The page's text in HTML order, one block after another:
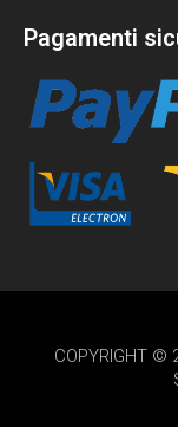
Pagamenti
COPYRIGHT ©